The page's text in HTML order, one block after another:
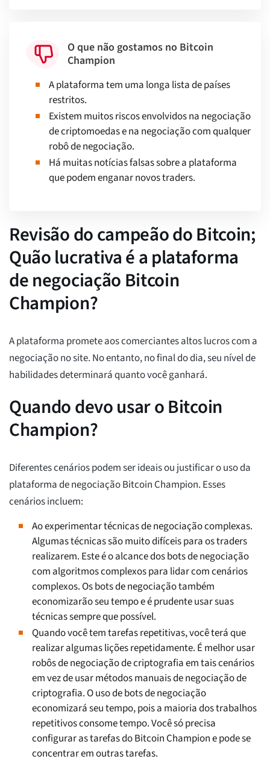
O que não gostamos no Bitcoin
Champion
A plataforma tem uma longa lista de países
restritos.
Existem muitos riscos envolvidos na negociação
de criptomoedas e na negociação com qualquer
robô de negociação.
Há muitas notícias falsas sobre a plataforma
que podem enganar novos traders.
Revisão do campeão do Bitcoin;
Quão lucrativa é a plataforma
de negociação Bitcoin
Champion?
A plataforma promete aos comerciantes altos lucros com a
negociação no site. No entanto, no final do dia, seu nível de
habilidades determinará quanto você ganhará.
Quando devo usar o Bitcoin
Champion?
Diferentes cenários podem ser ideais ou justificar o uso da
plataforma de negociação Bitcoin Champion. Esses
cenários incluem:
Ao experimentar técnicas de negociação complexas.
Algumas técnicas são muito difíceis para os traders
realizarem. Este é o alcance dos bots de negociação
com algoritmos complexos para lidar com cenários
complexos. Os bots de negociação também
economizarão seu tempo e é prudente usar suas
técnicas sempre que possível.
Quando você tem tarefas repetitivas, você terá que
realizar algumas lições repetidamente. É melhor usar
robôs de negociação de criptografia em tais cenários
em vez de usar métodos manuais de negociação de
criptografia. O uso de bots de negociação
economizará seu tempo, pois a maioria dos trabalhos
repetitivos consome tempo. Você só precisa
configurar as tarefas do Bitcoin Champion e pode se
concentrar em outras tarefas.